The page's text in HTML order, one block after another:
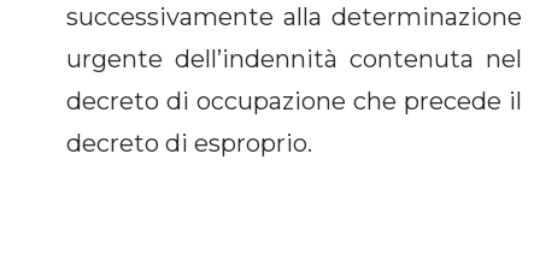
successivamente alla determinazione
urgente dell’indennità contenuta nel
decreto di occupazione che precede il
decreto di esproprio.